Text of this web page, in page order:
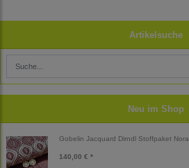
Artikelsuche
Neu im Shop
Gobelin Jacquard Dirndl Stoffpaket Nora
140,00 € *